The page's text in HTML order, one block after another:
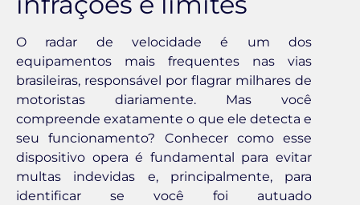
O radar de velocidade é um dos
equipamentos mais frequentes nas vias
brasileiras, responsável por flagrar milhares de
motoristas diariamente. Mas você
compreende exatamente o que ele detecta e
seu funcionamento? Conhecer como esse
dispositivo opera é fundamental para evitar
multas indevidas e, principalmente, para
identificar se você foi autuado